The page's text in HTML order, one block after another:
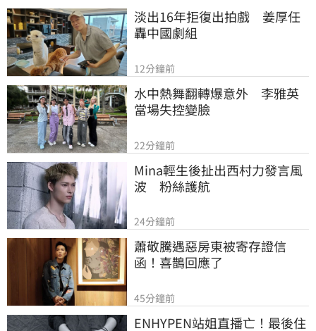
淡出16年拒復出拍戲　姜厚任
轟中國劇組
12分鐘前
水中熱舞翻轉爆意外　李雅英
當場失控變臉
22分鐘前
Mina輕生後扯出西村力發言風
波　粉絲護航
24分鐘前
蕭敬騰遇惡房東被寄存證信
函！喜鵲回應了
45分鐘前
ENHYPEN站姐直播亡！最後住